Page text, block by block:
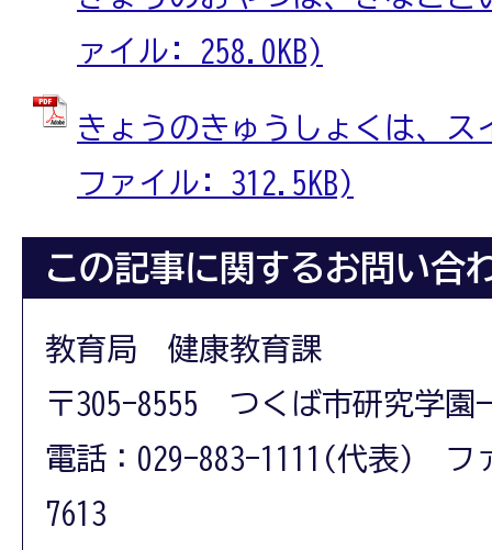
ァイル: 258.0KB)
きょうのきゅうしょくは、ス
ファイル: 312.5KB)
この記事に関するお問い合
教育局 健康教育課
〒305-8555 つくば市研究学園
電話：029-883-1111(代表) フ
7613